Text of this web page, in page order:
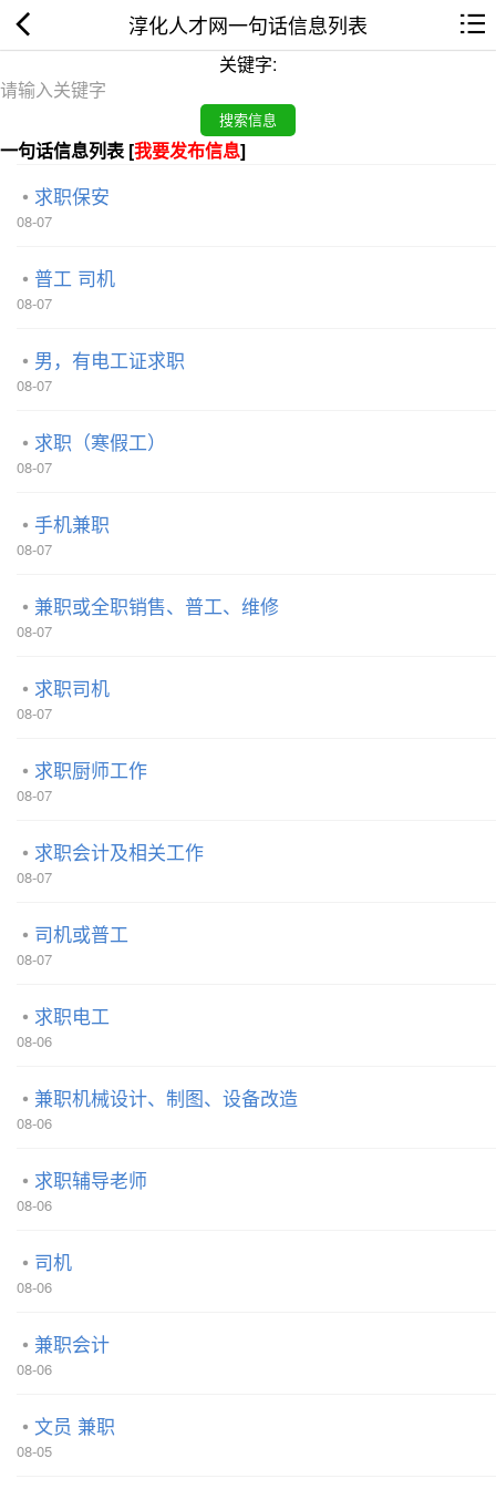
淳化人才网一句话信息列表
关键字:
一句话信息列表 [我要发布信息]
求职保安
08-07
普工 司机
08-07
男，有电工证求职
08-07
求职（寒假工）
08-07
手机兼职
08-07
兼职或全职销售、普工、维修
08-07
求职司机
08-07
求职厨师工作
08-07
求职会计及相关工作
08-07
司机或普工
08-07
求职电工
08-06
兼职机械设计、制图、设备改造
08-06
求职辅导老师
08-06
司机
08-06
兼职会计
08-06
文员 兼职
08-05